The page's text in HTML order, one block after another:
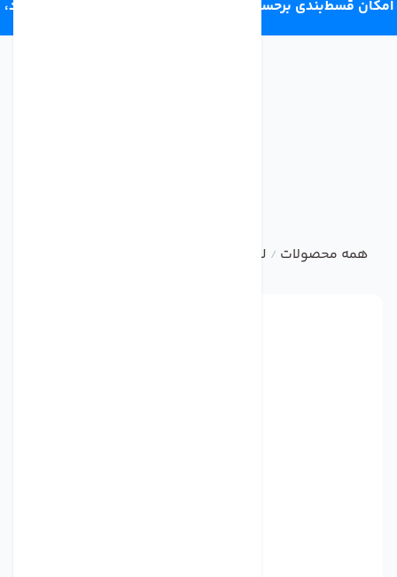
امکان قسط‌بندی برحسب اعتبار ترب‌پی 4 قسط ماهانه. بدون سود،
همه محصولات / لوازم جانبی تصفیه آب خانگی